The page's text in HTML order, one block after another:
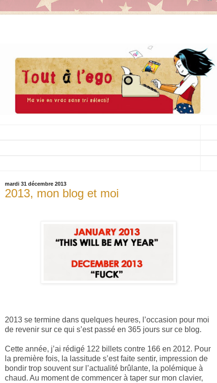
mardi 31 décembre 2013
2013, mon blog et moi
2013 se termine dans quelques heures, l’occasion pour moi
de revenir sur ce qui s’est passé en 365 jours sur ce blog.
Cette année, j’ai rédigé 122 billets contre 166 en 2012. Pour
la première fois, la lassitude s’est faite sentir, impression de
bondir trop souvent sur l’actualité brûlante, la polémique à
chaud. Au moment de commencer à taper sur mon clavier,